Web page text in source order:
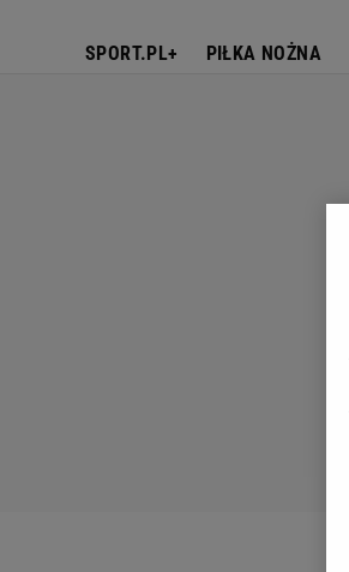
SPORT.PL+ PIŁKA NOŻNA